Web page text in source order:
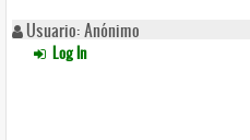
Usuario: Anónimo
Log In